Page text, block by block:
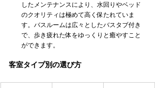
したメンテナンスにより、水回りやベッド
のクオリティは極めて高く保たれていま
す。バスルームは広々としたバスタブ付き
で、歩き疲れた体をゆっくりと癒やすこと
ができます。
客室タイプ別の選び方